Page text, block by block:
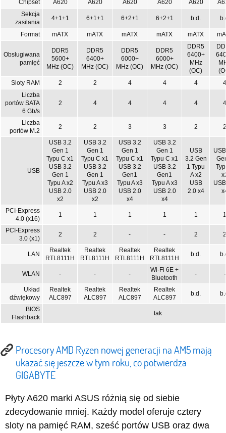
Chipset A620 A620 A620 A620 A620
Sekcja
zasilania
4+1+1 6+1+1 6+2+1 6+2+1 b.d.
Format mATX mATX mATX mATX mATX
Obsługiwana
pamięć
DDR5
5600+
MHz (OC)
DDR5
6400+
MHz (OC)
DDR5
6000+
MHz (OC)
DDR5
6000+
MHz (OC)
DDR5
6400+
MHz
(OC)
Sloty RAM
2 2 4 4 4
4
Liczba
portów SATA
6 Gb/s
2 4 4 4 4 4
Liczba
portów M.2
2 2 3 3 2 2
USB
USB 3.2
Gen 1
Typu C x1
USB 3.2
Gen 1
Typu A x2
USB 2.0
x2
USB 3.2
Gen 1
Typu C x1
USB 3.2
Gen 1
Typu A x3
USB 2.0
x2
USB 3.2
Gen 1
Typu C x1
USB 3.2
Gen1
Typu A x3
USB 2.0
x4
USB 3.2
Gen 1
Typu C x1
USB 3.2
Gen1
Typu A x3
USB 2.0
x4
USB
3.2 Gen
1 Typu
A x2
USB
2.0 x4
PCI-Express
4.0 (x16)
1 1 1 1 1 1
PCI-Express
3.0 (x1)
2 2 - - 2 2
LAN
Realtek
RTL8111H
Realtek
RTL8111H
Realtek
RTL8111H
Realtek
RTL8111H
b.d.
WLAN - - -
Wi-Fi 6E +
Bluetooth
- -
Układ
dźwiękowy
Realtek
ALC897
Realtek
ALC897
Realtek
ALC897
Realtek
ALC897
b.d.
BIOS
Flashback
tak
Procesory AMD Ryzen nowej generacji na AM5 mają
ukazać się jeszcze w tym roku, co potwierdza
GIGABYTE
Płyty A620 marki ASUS różnią się od siebie
zdecydowanie mniej. Każdy model oferuje cztery
sloty na pamięć RAM, sześć portów USB oraz dwa